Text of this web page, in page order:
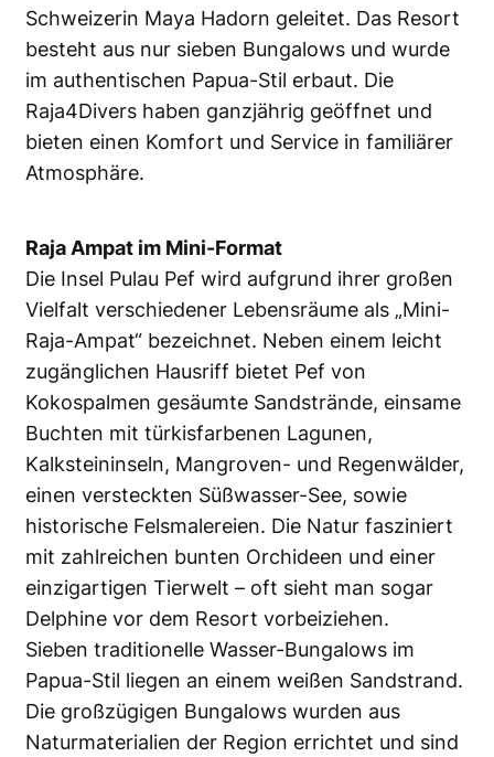
Schweizerin Maya Hadorn geleitet. Das Resort
besteht aus nur sieben Bungalows und wurde
im authentischen Papua-Stil erbaut. Die
Raja4Divers haben ganzjährig geöffnet und
bieten einen Komfort und Service in familiärer
Atmosphäre.
Raja Ampat im Mini-Format
Die Insel Pulau Pef wird aufgrund ihrer großen
Vielfalt verschiedener Lebensräume als „Mini-
Raja-Ampat“ bezeichnet. Neben einem leicht
zugänglichen Hausriff bietet Pef von
Kokospalmen gesäumte Sandstrände, einsame
Buchten mit türkisfarbenen Lagunen,
Kalksteininseln, Mangroven- und Regenwälder,
einen versteckten Süßwasser-See, sowie
historische Felsmalereien. Die Natur fasziniert
mit zahlreichen bunten Orchideen und einer
einzigartigen Tierwelt – oft sieht man sogar
Delphine vor dem Resort vorbeiziehen.
Sieben traditionelle Wasser-Bungalows im
Papua-Stil liegen an einem weißen Sandstrand.
Die großzügigen Bungalows wurden aus
Naturmaterialien der Region errichtet und sind